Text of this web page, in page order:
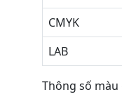
CMYK
LAB
Thông số